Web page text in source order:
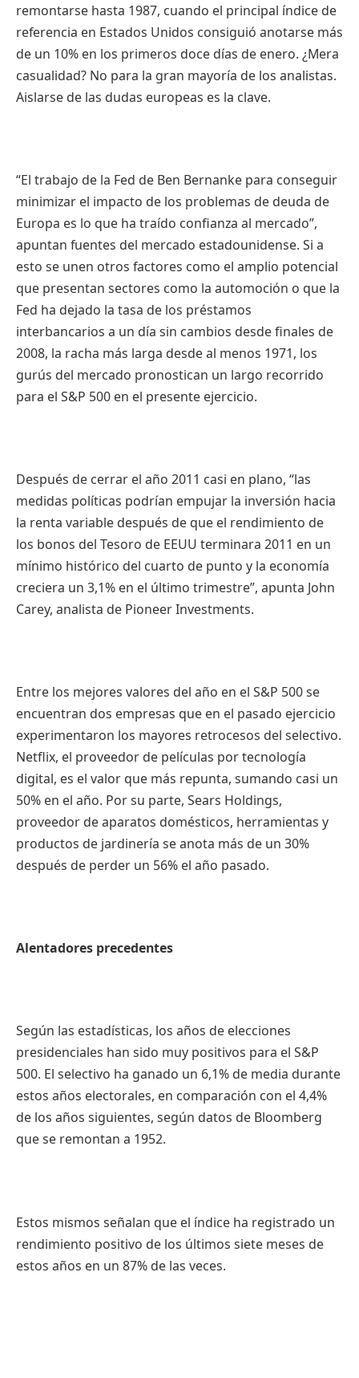
remontarse hasta 1987, cuando el principal índice de
referencia en Estados Unidos consiguió anotarse más
de un 10% en los primeros doce días de enero. ¿Mera
casualidad? No para la gran mayoría de los analistas.
Aislarse de las dudas europeas es la clave.
“El trabajo de la Fed de Ben Bernanke para conseguir
minimizar el impacto de los problemas de deuda de
Europa es lo que ha traído confianza al mercado”,
apuntan fuentes del mercado estadounidense. Si a
esto se unen otros factores como el amplio potencial
que presentan sectores como la automoción o que la
Fed ha dejado la tasa de los préstamos
interbancarios a un día sin cambios desde finales de
2008, la racha más larga desde al menos 1971, los
gurús del mercado pronostican un largo recorrido
para el S&P 500 en el presente ejercicio.
Después de cerrar el año 2011 casi en plano, “las
medidas políticas podrían empujar la inversión hacia
la renta variable después de que el rendimiento de
los bonos del Tesoro de EEUU terminara 2011 en un
mínimo histórico del cuarto de punto y la economía
creciera un 3,1% en el último trimestre”, apunta John
Carey, analista de Pioneer Investments.
Entre los mejores valores del año en el S&P 500 se
encuentran dos empresas que en el pasado ejercicio
experimentaron los mayores retrocesos del selectivo.
Netflix, el proveedor de películas por tecnología
digital, es el valor que más repunta, sumando casi un
50% en el año. Por su parte, Sears Holdings,
proveedor de aparatos domésticos, herramientas y
productos de jardinería se anota más de un 30%
después de perder un 56% el año pasado.
Alentadores precedentes
Según las estadísticas, los años de elecciones
presidenciales han sido muy positivos para el S&P
500. El selectivo ha ganado un 6,1% de media durante
estos años electorales, en comparación con el 4,4%
de los años siguientes, según datos de Bloomberg
que se remontan a 1952.
Estos mismos señalan que el índice ha registrado un
rendimiento positivo de los últimos siete meses de
estos años en un 87% de las veces.